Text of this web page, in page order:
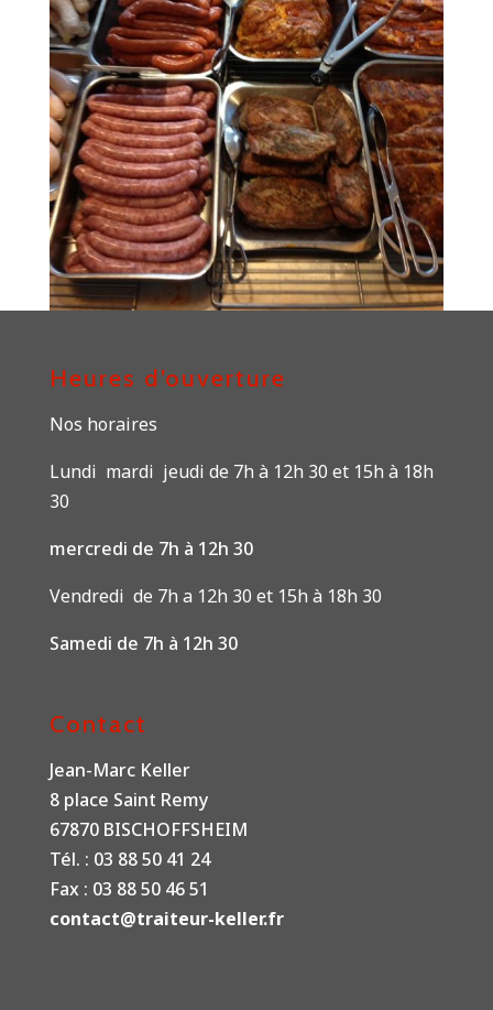
Heures d’ouverture
Nos horaires
Lundi mardi jeudi de 7h à 12h 30 et 15h à 18h
30
mercredi de 7h à 12h 30
Vendredi de 7h a 12h 30 et 15h à 18h 30
Samedi de 7h à 12h 30
Contact
Jean-Marc Keller
8 place Saint Remy
67870 BISCHOFFSHEIM
Tél. : 03 88 50 41 24
Fax : 03 88 50 46 51
contact@traiteur-keller.fr